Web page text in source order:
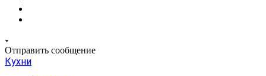
Отправить сообщение
Кухни